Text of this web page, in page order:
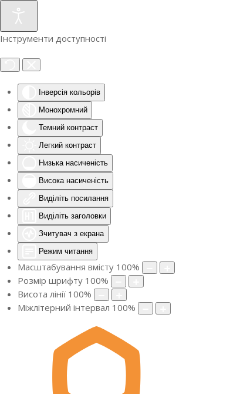
Інструменти доступності
Інверсія кольорів
Монохромний
Темний контраст
Легкий контраст
Низька насиченість
Висока насиченість
Виділіть посилання
Виділіть заголовки
Зчитувач з екрана
Режим читання
Масштабування вмісту 100%
Розмір шрифту 100%
Висота лінії 100%
Міжлітерний інтервал 100%